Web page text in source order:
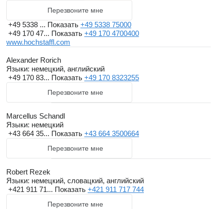
Перезвоните мне
+49 5338 ... Показать +49 5338 75000
+49 170 47... Показать +49 170 4700400
www.hochstaffl.com
Alexander Rorich
Языки: немецкий, английский
+49 170 83... Показать +49 170 8323255
Перезвоните мне
Marcellus Schandl
Языки: немецкий
+43 664 35... Показать +43 664 3500664
Перезвоните мне
Robert Rezek
Языки: немецкий, словацкий, английский
+421 911 71... Показать +421 911 717 744
Перезвоните мне